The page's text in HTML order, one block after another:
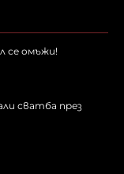
се омъжи!
сватба през